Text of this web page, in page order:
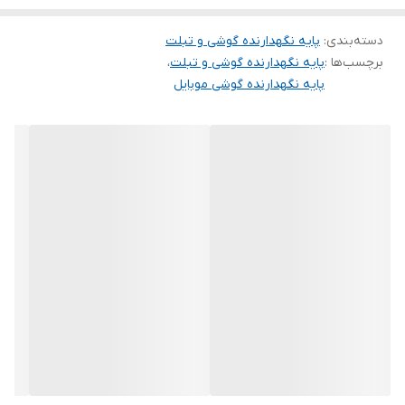
ممکن می‌سازد که برای تماشای ویدیو، تماس‌های تصویری یا استفاده از
اپلیکیشن‌ها ایده‌آل است. پایه محکم و مقاوم این هولدر تضمین می‌کند
دسته‌بندی: پایه نگهدارنده گوشی و تبلت
برچسب‌ها :پایه نگهدارنده گوشی و تبلت،
پایه نگهدارنده گوشی موبایل